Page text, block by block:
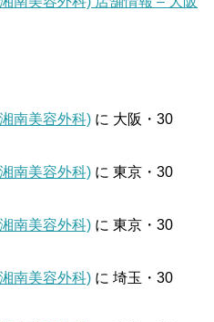
南美容外科) に 大阪・30
南美容外科) に 東京・30
南美容外科) に 東京・30
南美容外科) に 埼玉・30